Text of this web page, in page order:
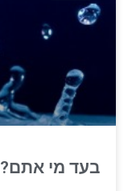
בעד מי אתם?